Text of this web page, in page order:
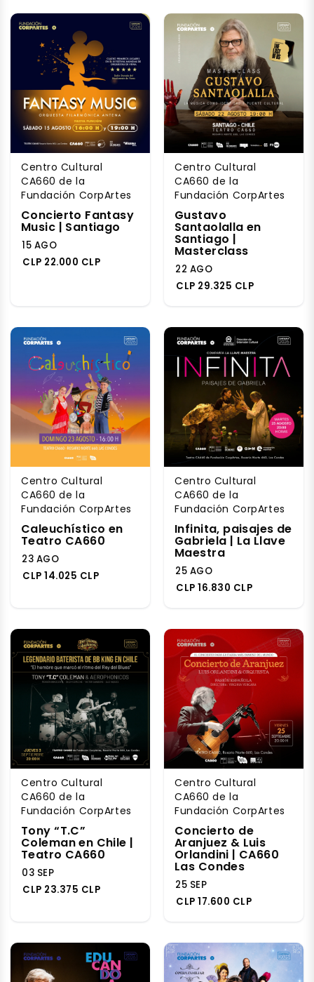
Centro Cultural
CA660 de la
Fundación CorpArtes
Concierto Fantasy
Music | Santiago
15 AGO
CLP 22.000 CLP
Centro Cultural
CA660 de la
Fundación CorpArtes
Gustavo
Santaolalla en
Santiago |
Masterclass
22 AGO
CLP 29.325 CLP
Centro Cultural
CA660 de la
Fundación CorpArtes
Caleuchístico en
Teatro CA660
23 AGO
CLP 14.025 CLP
Centro Cultural
CA660 de la
Fundación CorpArtes
Infinita, paisajes de
Gabriela | La Llave
Maestra
25 AGO
CLP 16.830 CLP
Centro Cultural
CA660 de la
Fundación CorpArtes
Tony “T.C”
Coleman en Chile |
Teatro CA660
03 SEP
CLP 23.375 CLP
Centro Cultural
CA660 de la
Fundación CorpArtes
Concierto de
Aranjuez & Luis
Orlandini | CA660
Las Condes
25 SEP
CLP 17.600 CLP